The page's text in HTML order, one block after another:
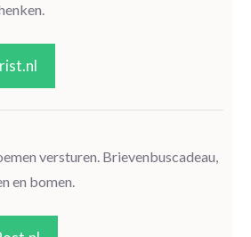
versturen. Brievenbuscadeau,
en bomen.